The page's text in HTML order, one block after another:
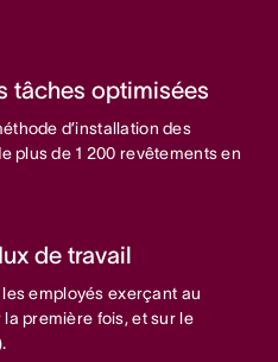
tâches optimisées
d’installation des
plus de 1 200 revêtements en
de travail
employés exerçant au
première fois, et sur le